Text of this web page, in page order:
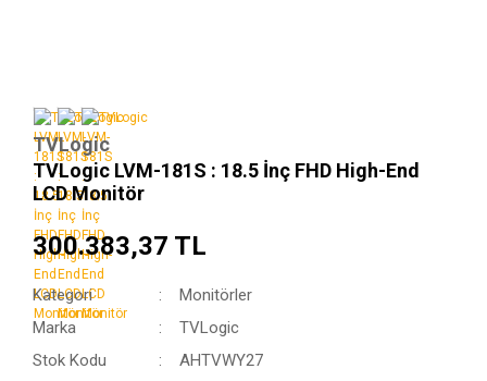
TVLogic
TVLogic LVM-181S : 18.5 İnç FHD High-End
LCD Monitör
300.383,37 TL
Kategori
Monitörler
Marka
TVLogic
Stok Kodu
AHTVWY27